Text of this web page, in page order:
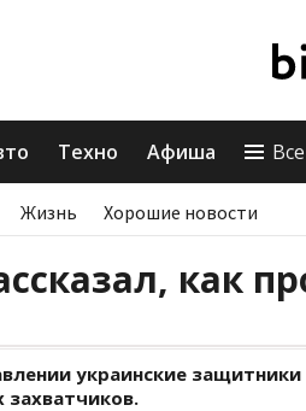
Техно Афиша
Жизнь Хорошие новости
как
украинские
захватчиков.